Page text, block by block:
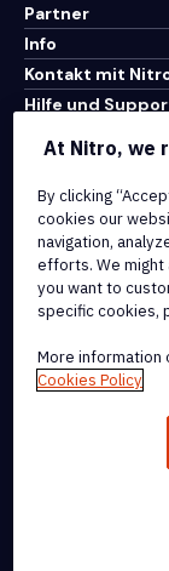
Partner
Info
Kontakt mit
Hilfe und
Cookie-Richtlinie
Copyright-Richtlinie
Alle Bedingungen
Marken von Nitro
At Nitro, we
By clicking
cookies our
navigation,
efforts. We might
you want to
specific cookies,
More information
Cookies Policy